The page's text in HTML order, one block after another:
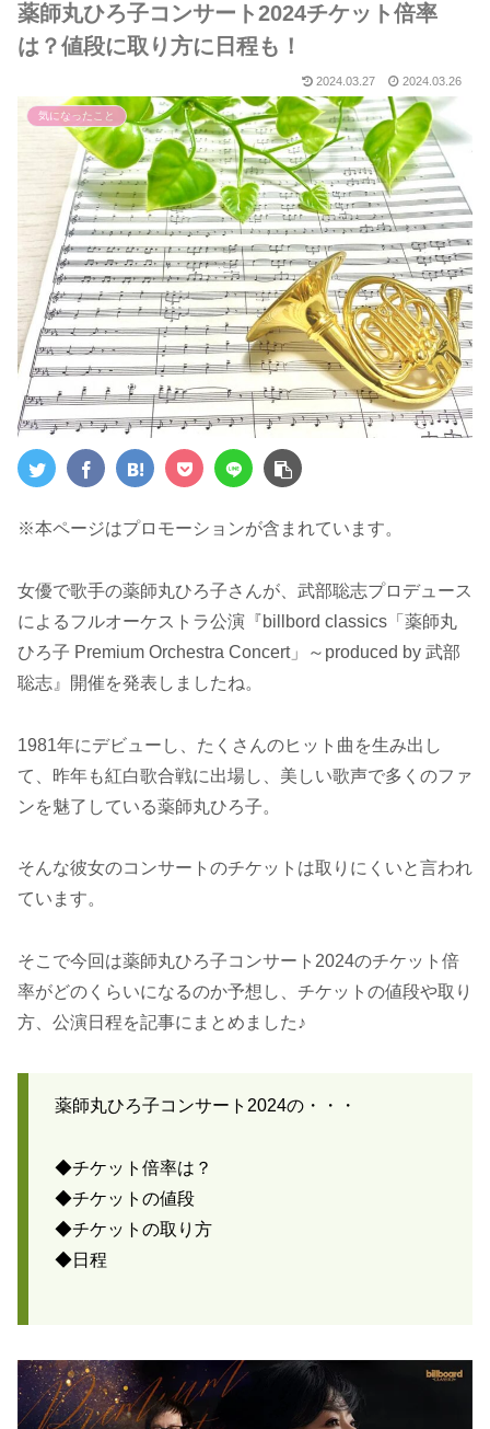
薬師丸ひろ子コンサート2024チケット倍率
は？値段に取り方に日程も！
2024.03.27 2024.03.26
気になったこと
※本ページはプロモーションが含まれています。
女優で歌手の薬師丸ひろ子さんが、武部聡志プロデュース
によるフルオーケストラ公演『billbord classics「薬師丸
ひろ子 Premium Orchestra Concert」～produced by 武部
聡志』開催を発表しましたね。
1981年にデビューし、たくさんのヒット曲を生み出し
て、昨年も紅白歌合戦に出場し、美しい歌声で多くのファ
ンを魅了している薬師丸ひろ子。
そんな彼女のコンサートのチケットは取りにくいと言われ
ています。
そこで今回は薬師丸ひろ子コンサート2024のチケット倍
率がどのくらいになるのか予想し、チケットの値段や取り
方、公演日程を記事にまとめました♪
薬師丸ひろ子コンサート2024の・・・
◆チケット倍率は？
◆チケットの値段
◆チケットの取り方
◆日程